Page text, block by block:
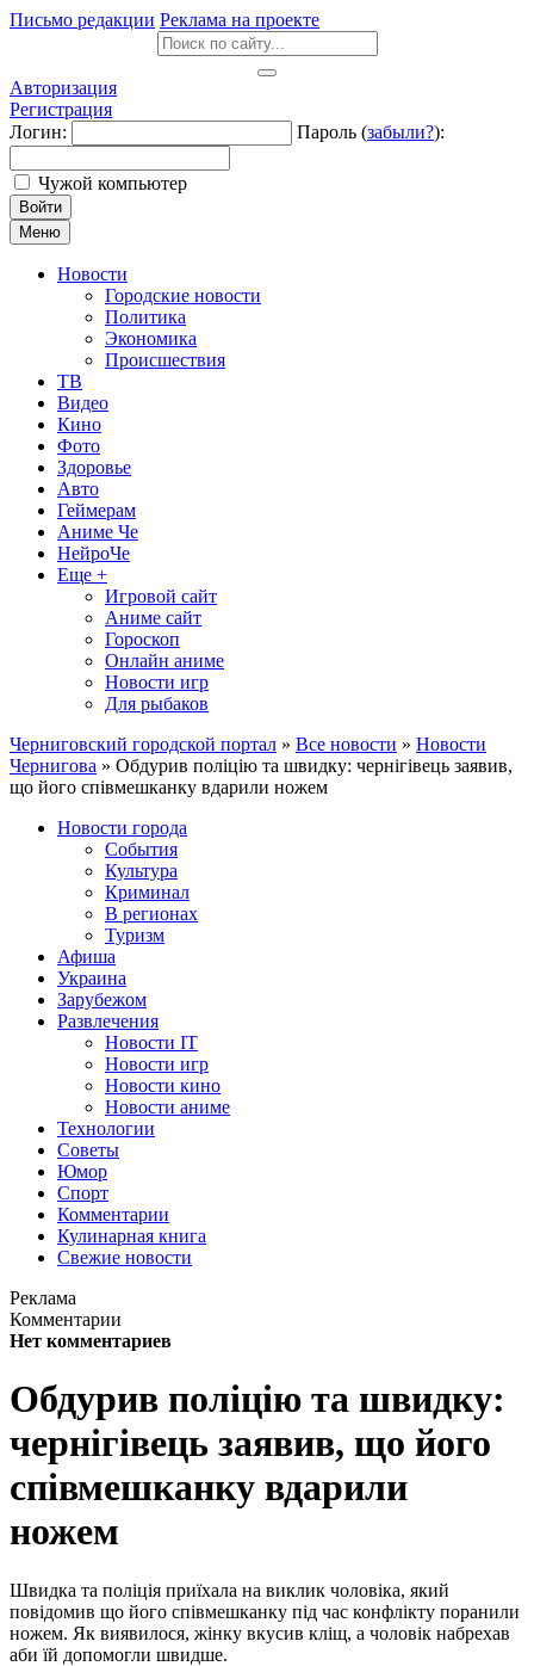
Письмо редакции Реклама на проекте
Авторизация
Регистрация
Логин:
Пароль (забыли?):
Чужой компьютер
Войти
Меню
Новости
Городские новости
Политика
Экономика
Происшествия
ТВ
Видео
Кино
Фото
Здоровье
Авто
Геймерам
Аниме Че
НейроЧе
Еще +
Игровой сайт
Аниме сайт
Гороскоп
Онлайн аниме
Новости игр
Для рыбаков
Черниговский городской портал » Все новости » Новости
Чернигова » Обдурив поліцію та швидку: чернігівець заявив,
що його співмешканку вдарили ножем
Новости города
События
Культура
Криминал
В регионах
Туризм
Афиша
Украина
Зарубежом
Развлечения
Новости IT
Новости игр
Новости кино
Новости аниме
Технологии
Советы
Юмор
Спорт
Комментарии
Кулинарная книга
Свежие новости
Реклама
Комментарии
Нет комментариев
Обдурив поліцію та швидку:
чернігівець заявив, що його
співмешканку вдарили
ножем
Швидка та поліція приїхала на виклик чоловіка, який
повідомив що його співмешканку під час конфлікту поранили
ножем. Як виявилося, жінку вкусив кліщ, а чоловік набрехав
аби їй допомогли швидше.